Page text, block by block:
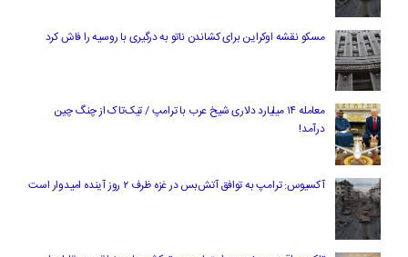
مسکو نقشه اوکراین برای کشاندن ناتو به درگیری با روسیه را فاش کرد
معامله ۱۴ میلیارد دلاری شیخ عرب با ترامپ / تیک‌تاک از چنگ چین
درآمد!
آکسیوس: ترامپ به توافق آتش‌بس در غزه ظرف ۲ روز آینده امیدوار است